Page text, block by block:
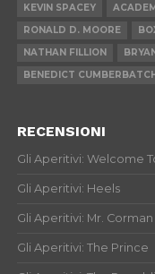
KEVIN SPACEY
RONALD D. MOORE
NATHAN FILLION
BENEDICT
RECENSIONI
Gli Aperitivi: Welcome
Gli Aperitivi: Heels
Gli Aperitivi: Mr. Corman
Gli Aperitivi: The Prince